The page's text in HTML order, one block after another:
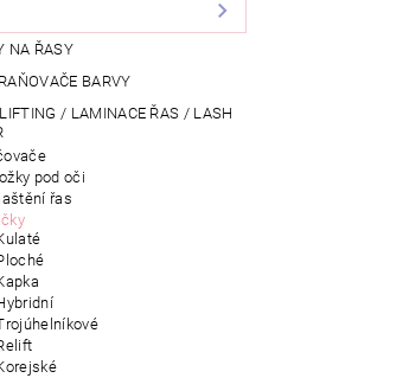
NA ŘASY
BARVY
/ LAMINACE ŘAS / LASH
pod oči
řas